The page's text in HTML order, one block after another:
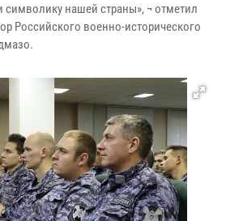
нашей страны», ¬ отметил
Российского военно-исторического